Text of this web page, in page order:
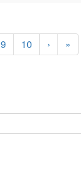
9 10 › »